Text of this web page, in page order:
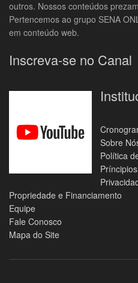
outros. Nossos conteúdos
Pertencemos ao grupo SENA
em conteúdo web.
Inscreva-se no Canal
Sobre
Política
Propriedade e Financiamento
Equipe
Fale Conosco
Mapa do Site